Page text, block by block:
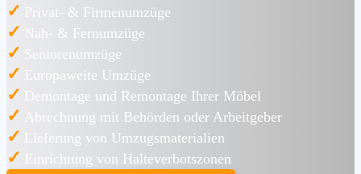
✓ Privat- & Firmenumzüge
✓ Nah- & Fernumzüge
✓ Seniorenumzüge
✓ Europaweite Umzüge
✓ Demontage und Remontage Ihrer Möbel
✓ Abrechnung mit Behörden oder Arbeitgeber
✓ Lieferung von Umzugsmaterialien
✓ Einrichtung von Halteverbotszonen